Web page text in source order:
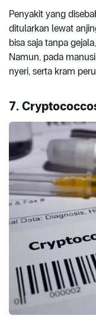
Penyakit yang
ditularkan lewat
bisa saja tanpa
Namun, pada
nyeri, serta kram
7.